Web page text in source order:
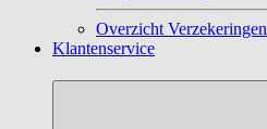
Overzicht Verzekeringen
Klantenservice